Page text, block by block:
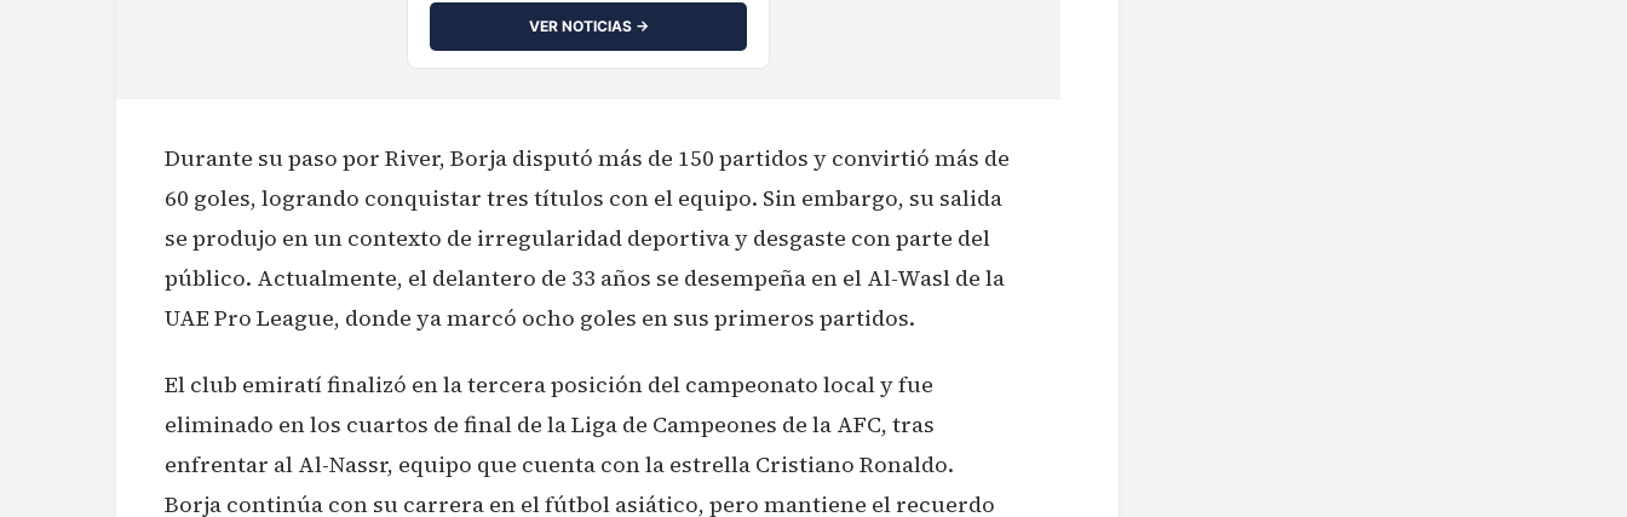
VER NOTICIAS →
Durante su paso por River, Borja disputó más de 150 partidos y convirtió más de
60 goles, logrando conquistar tres títulos con el equipo. Sin embargo, su salida
se produjo en un contexto de irregularidad deportiva y desgaste con parte del
público. Actualmente, el delantero de 33 años se desempeña en el Al-Wasl de la
UAE Pro League, donde ya marcó ocho goles en sus primeros partidos.
El club emiratí finalizó en la tercera posición del campeonato local y fue
eliminado en los cuartos de final de la Liga de Campeones de la AFC, tras
enfrentar al Al-Nassr, equipo que cuenta con la estrella Cristiano Ronaldo.
Borja continúa con su carrera en el fútbol asiático, pero mantiene el recuerdo